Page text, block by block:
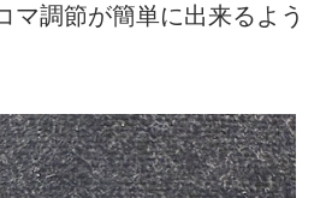
マ調節が簡単に出来るよう